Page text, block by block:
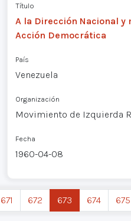
Título
A la Dirección Nacional
Acción Democrática
País
Venezuela
Organización
Movimiento de Izquierda
Fecha
1960-04-08
671 672 673 674 675